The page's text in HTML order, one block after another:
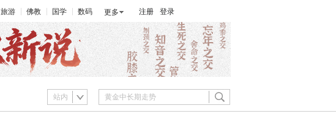
旅游 佛教 国学 数码 更多 注册 登录
站内